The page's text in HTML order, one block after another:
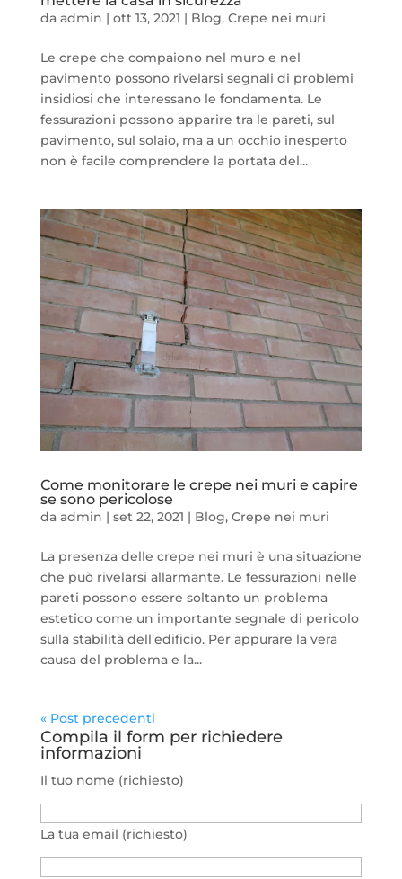
da admin | ott 13, 2021 | Blog, Crepe nei muri
Le crepe che compaiono nel muro e nel
pavimento possono rivelarsi segnali di problemi
insidiosi che interessano le fondamenta. Le
fessurazioni possono apparire tra le pareti, sul
pavimento, sul solaio, ma a un occhio inesperto
non è facile comprendere la portata del...
Come monitorare le crepe nei muri e capire
se sono pericolose
da admin | set 22, 2021 | Blog, Crepe nei muri
La presenza delle crepe nei muri è una situazione
che può rivelarsi allarmante. Le fessurazioni nelle
pareti possono essere soltanto un problema
estetico come un importante segnale di pericolo
sulla stabilità dell’edificio. Per appurare la vera
causa del problema e la...
« Post precedenti
Compila il form per richiedere
informazioni
Il tuo nome (richiesto)
La tua email (richiesto)